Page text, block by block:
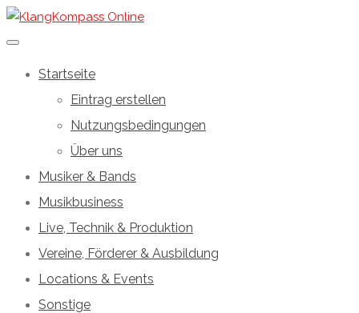
Startseite
Eintrag erstellen
Nutzungsbedingungen
Über uns
Musiker & Bands
Musikbusiness
Live, Technik & Produktion
Vereine, Förderer & Ausbildung
Locations & Events
Sonstige